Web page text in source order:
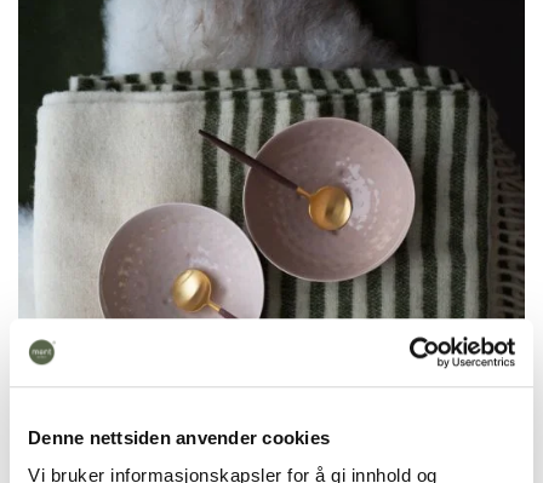
Denne nettsiden anvender cookies
Vi bruker informasjonskapsler for å gi innhold og